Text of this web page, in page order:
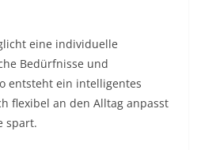
eine individuelle
Bedürfnisse und
entsteht ein intelligentes
flexibel an den Alltag anpasst
spart.